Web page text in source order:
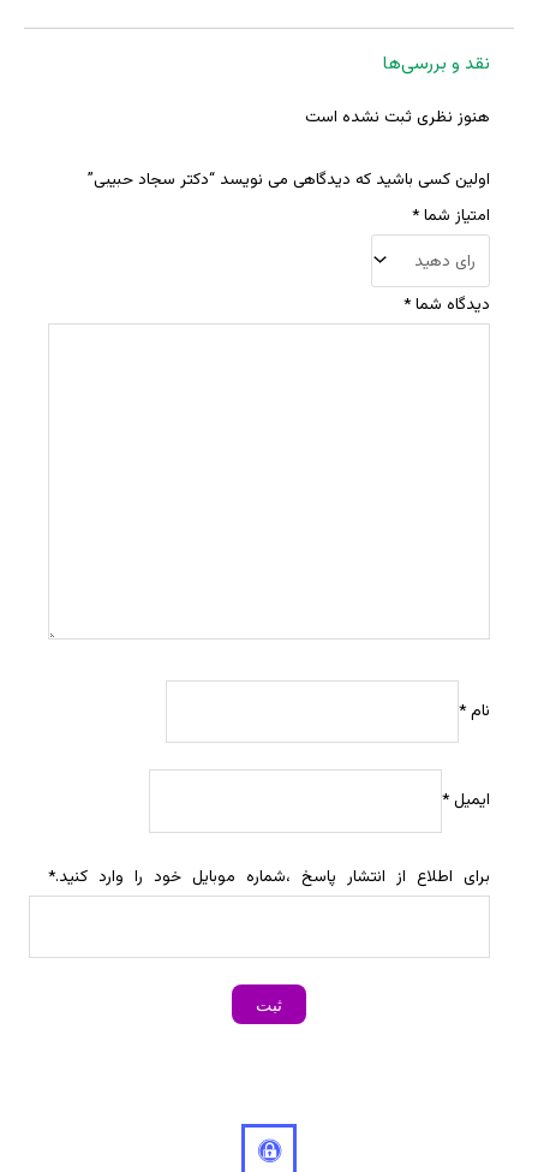
نقد و بررسی‌ها
هنوز نظری ثبت نشده است
اولین کسی باشید که دیدگاهی می نویسد “دکتر سجاد حبیبی”
امتیاز شما*
دیدگاه شما*
نام*
ایمیل*
برای اطلاع از انتشار پاسخ ،شماره موبایل خود را وارد کنید.*